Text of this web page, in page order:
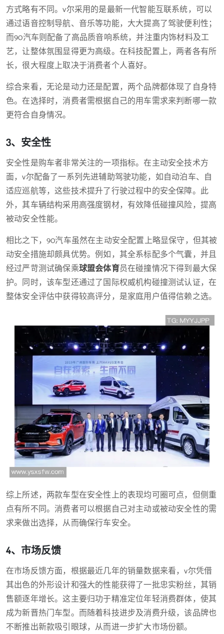
方式略有不同。v尔采用的是最新一代智能互联系统，可以
通过语音控制导航、音乐等功能，大大提高了驾驶便利性；
而90汽车则配备了高品质音响系统，并注重内饰材料及工
艺，让整体氛围显得更为高级。在科技配置上，两者各有所
长，很大程度上取决于消费者个人喜好。
综合来看，无论是动力还是配置，两个品牌都体现了自身特
色。在选择时，消费者需根据自己的用车需求来判断哪一款
更符合自身情况。
3、安全性
安全性是购车者非常关注的一项指标。在主动安全技术方
面，v尔配备了一系列先进辅助驾驶功能，如自动泊车、自
适应巡航等，这些技术提升了行驶过程中的安全保障。此
外，其车辆结构采用高强度钢材，有效降低碰撞风险，提高
被动安全性能。
相比之下，90汽车虽然在主动安全配置上略显保守，但其被
动安全措施却颇具优势。例如，其全系标配多个气囊，并且
经过严苛测试确保乘球盟会体育员在碰撞情况下得到最大保
护。同时，该车型还通过了国际权威机构碰撞测试认证，在
整体安全评估中获得较高评分，是家庭用户值得信赖之选。
综上所述，两款车型在安全性上的表现均可圈可点，但侧重
点有所不同。消费者可以根据自己对主动或被动安全性的需
求来做出选择，从而确保行车安全。
4、市场反馈
在市场反馈方面，根据最近几年的销量数据来看，v尔凭借
其出色的外形设计和强大的性能获得了一批忠实粉丝，其销
售额逐年增长。这主要归功于精准定位年轻消费群体，使其
成为新晋热门车型。而随着科技进步及消费升级，该品牌也
不断推出新款吸引眼球，从而进一步扩大市场份额。